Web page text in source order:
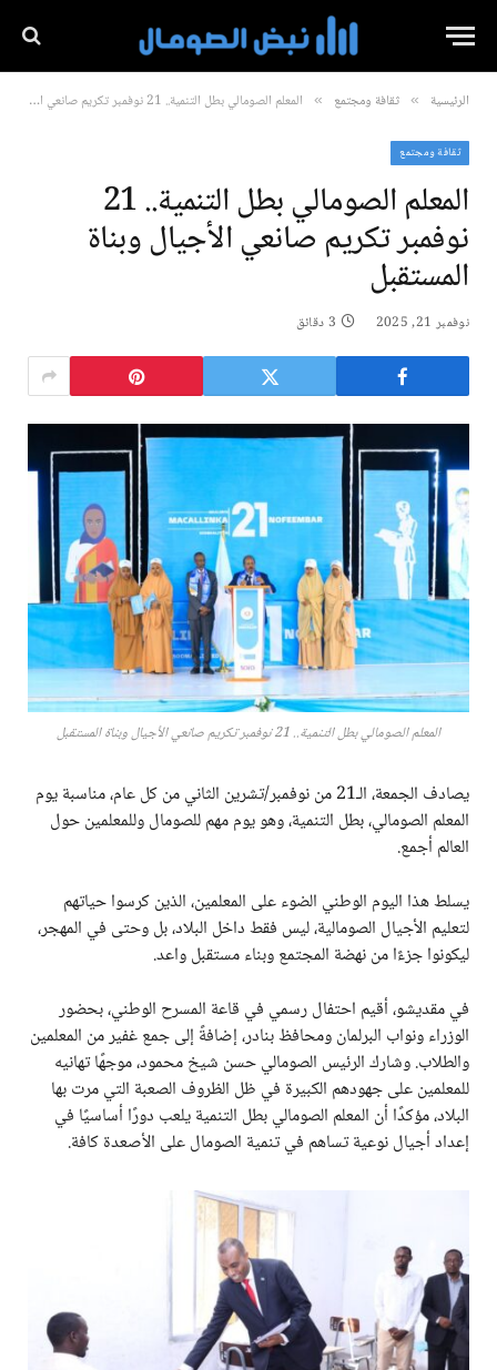
الرئيسية » ثقافة ومجتمع » المعلم الصومالي بطل التنمية.. 21 نوفمبر تكريم صانعي الأجيال وبناة المستقبل
ثقافة ومجتمع
المعلم الصومالي بطل التنمية.. 21
نوفمبر تكريم صانعي الأجيال وبناة
المستقبل
نوفمبر 21, 2025 3 دقائق
المعلم الصومالي بطل التنمية.. 21 نوفمبر تكريم صانعي الأجيال وبناة المستقبل
يصادف الجمعة، الـ21 من نوفمبر/تشرين الثاني من كل عام، مناسبة يوم
المعلم الصومالي، بطل التنمية، وهو يوم مهم للصومال وللمعلمين حول
العالم أجمع.
يسلط هذا اليوم الوطني الضوء على المعلمين، الذين كرسوا حياتهم
لتعليم الأجيال الصومالية، ليس فقط داخل البلاد، بل وحتى في المهجر،
ليكونوا جزءًا من نهضة المجتمع وبناء مستقبل واعد.
في مقديشو، أقيم احتفال رسمي في قاعة المسرح الوطني، بحضور
الوزراء ونواب البرلمان ومحافظ بنادر، إضافةً إلى جمع غفير من المعلمين
والطلاب. وشارك الرئيس الصومالي حسن شيخ محمود، موجهًا تهانيه
للمعلمين على جهودهم الكبيرة في ظل الظروف الصعبة التي مرت بها
البلاد، مؤكدًا أن المعلم الصومالي بطل التنمية يلعب دورًا أساسيًا في
إعداد أجيال نوعية تساهم في تنمية الصومال على الأصعدة كافة.